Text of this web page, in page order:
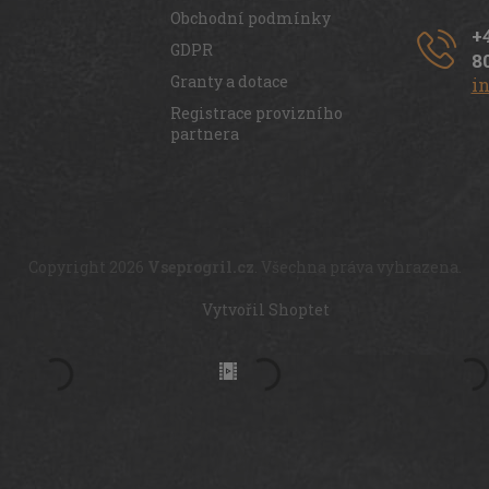
Obchodní podmínky
GDPR
Granty a dotace
Registrace provizního
partnera
Vytvořil Shoptet